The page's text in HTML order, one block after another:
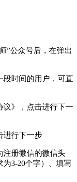
”公众号后，在弹出
段时间的用户，可直
议》，点击进行下一
进行下一步
注册微信的微信头
3-20个字）、填写